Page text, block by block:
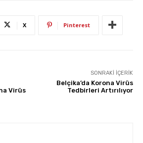
X Pinterest
Virüs
SONRAKI İÇERIK
Belçika’da Korona Virüs
Tedbirleri Artırılıyor